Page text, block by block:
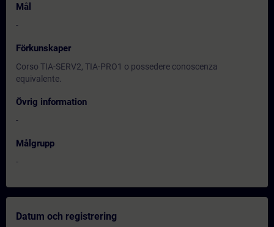
Mål
-
Förkunskaper
Corso TIA-SERV2, TIA-PRO1 o possedere conoscenza
equivalente.
Övrig information
-
Målgrupp
-
Datum och registrering